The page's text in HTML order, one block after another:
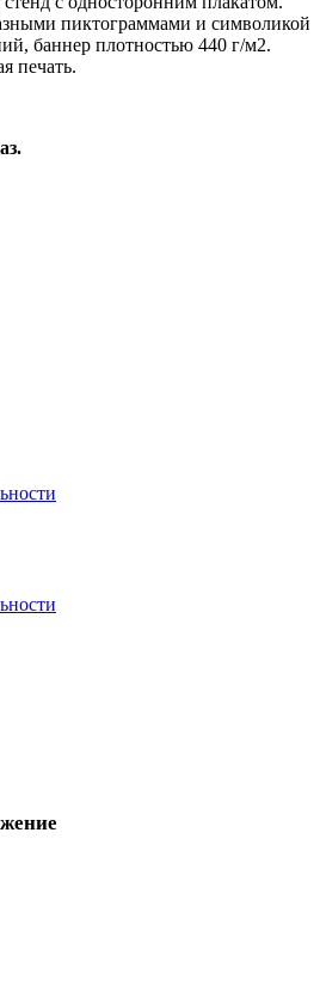
пиктограммами и символикой
баннер плотностью 440 г/м2.
печать.